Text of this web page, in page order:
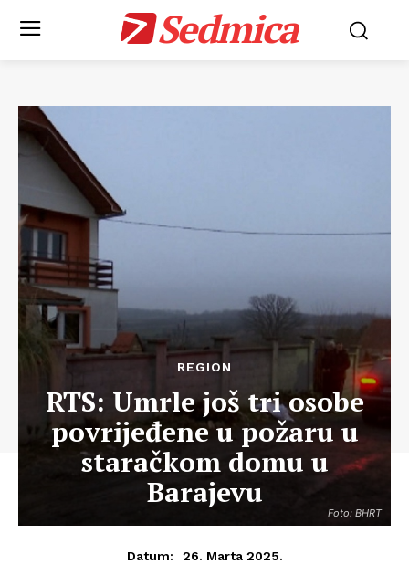
Sedmica
Foto: BHRT
REGION
RTS: Umrle još tri osobe
povrijeđene u požaru u
staračkom domu u
Barajevu
Datum: 26. Marta 2025.